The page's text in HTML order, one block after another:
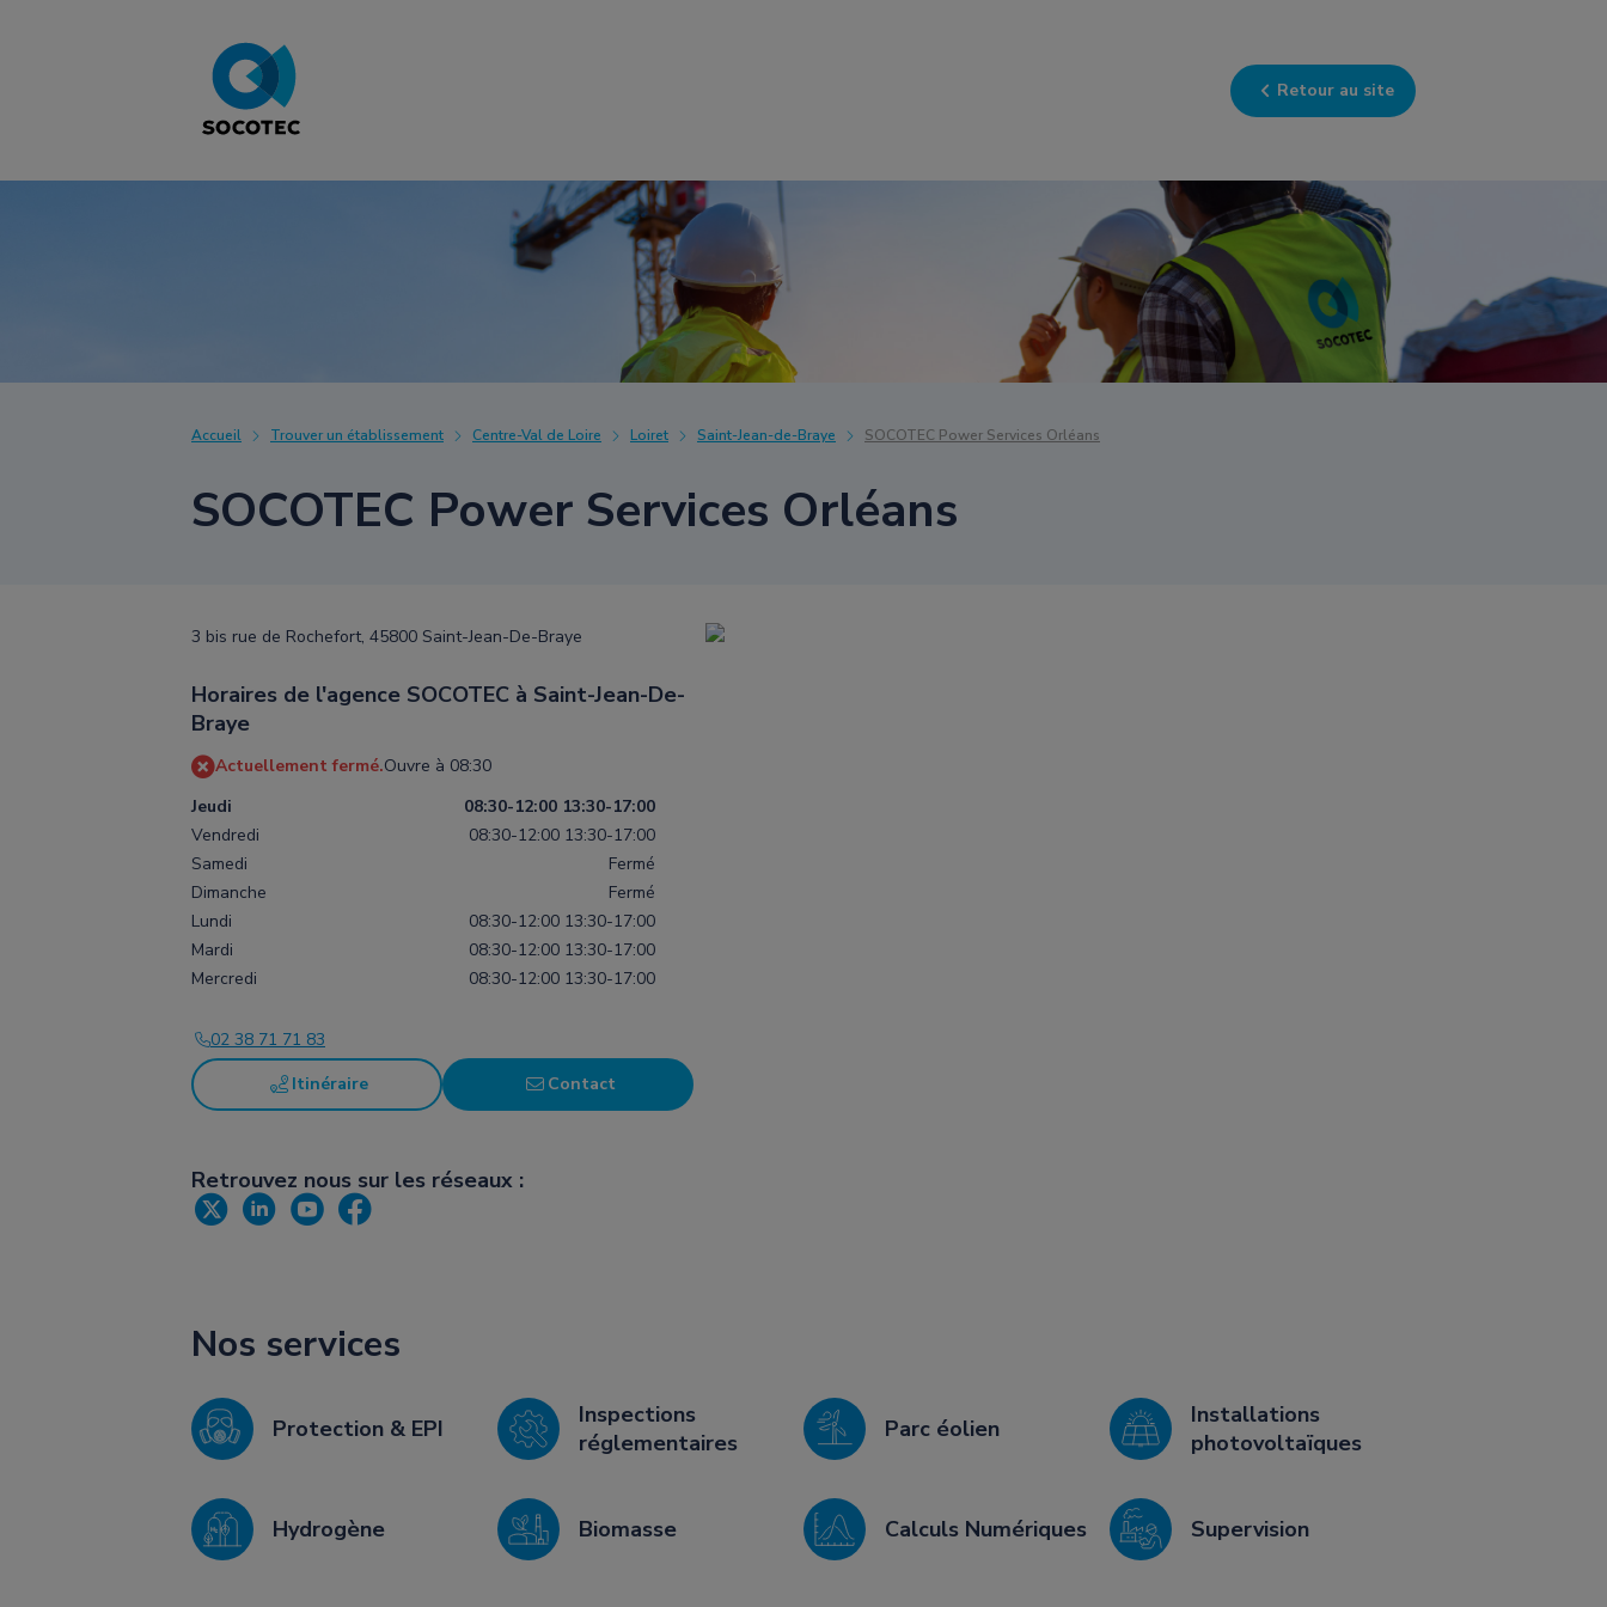
Retour au site
Accueil Trouver un établissement Centre-Val de Loire Loiret Saint-Jean-de-Braye SOCOTEC Power Services Orléans
SOCOTEC Power Services Orléans
3 bis rue de Rochefort, 45800 Saint-Jean-De-Braye
Horaires de l'agence SOCOTEC à Saint-Jean-De-
Braye
Actuellement fermé.Ouvre à 08:30
Jeudi
08:30-12:00 13:30-17:00
Vendredi
08:30-12:00 13:30-17:00
Samedi
Fermé
Dimanche
Fermé
Lundi
08:30-12:00 13:30-17:00
Mardi
08:30-12:00 13:30-17:00
Mercredi
08:30-12:00 13:30-17:00
02 38 71 71 83
Itinéraire
Contact
Retrouvez nous sur les réseaux :
Nos services
Protection & EPI
Inspections
réglementaires
Parc éolien
Installations
photovoltaïques
Hydrogène Biomasse Calculs Numériques Supervision